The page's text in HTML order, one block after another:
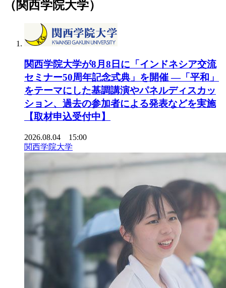
（関西学院大学）
関西学院大学が8月8日に「インドネシア交流
セミナー50周年記念式典」を開催 ―「平和」
をテーマにした基調講演やパネルディスカッ
ション、過去の参加者による発表などを実施
【取材申込受付中】
2026.08.04 15:00
関西学院大学